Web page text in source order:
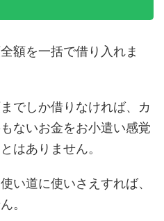
額を一括で借り入れま
でしか借りなければ、カ
ないお金をお小遣い感覚
はありません。
い道に使いさえすれば、
。